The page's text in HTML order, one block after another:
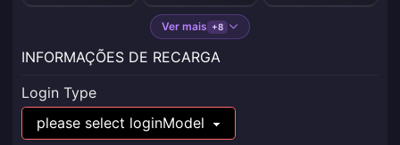
Ver mais +8
INFORMAÇÕES DE RECARGA
Login Type